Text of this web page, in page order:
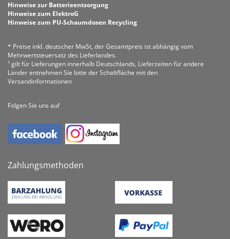
Hinweise zur Batterieentsorgung
Hinweise zum ElektroG
Hinweise zum PU-Schaumdosen Recycling
* Preise inkl. deutscher MwSt, der Gesamtpreis ist abhängig vom
Mehrwertsteuersatz des Lieferlandes.
¹ gilt für Lieferungen innerhalb Deutschlands, Lieferzeiten für andere
Länder entnehmen Sie bitte der Schaltfläche mit den
Versandinformationen
Folgen Sie uns auf
Zahlungsmethoden